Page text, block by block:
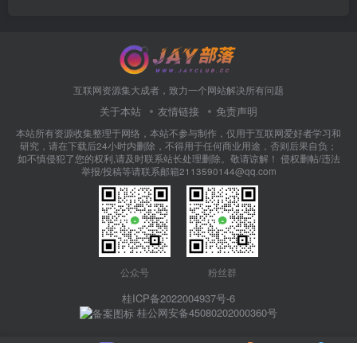
互联网资源集大成者，致力一个网站解决所有问题
关于本站 友情链接 免责声明
本站所有资源收集整理于网络，本站不参与制作，仅用于互联网爱好者学习和
研究，请在下载后24小时内删除，不得用于任何商业用途，否则后果自负；
如不慎侵犯了您的权利,请及时联系站长处理删除。敬请谅解！ 侵权删帖/违法
举报/投稿等请联系邮箱2113590144@qq.com
公众号 粉丝群
桂ICP备2022004937号-6
桂公网安备45080202000360号